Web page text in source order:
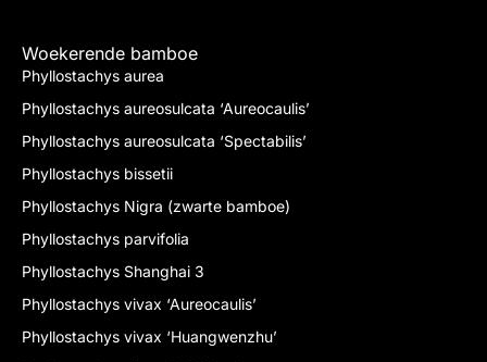
Woekerende bamboe
Phyllostachys aurea
Phyllostachys aureosulcata ‘Aureocaulis’
Phyllostachys aureosulcata ‘Spectabilis’
Phyllostachys bissetii
Phyllostachys Nigra (zwarte bamboe)
Phyllostachys parvifolia
Phyllostachys Shanghai 3
Phyllostachys vivax ‘Aureocaulis’
Phyllostachys vivax ‘Huangwenzhu’